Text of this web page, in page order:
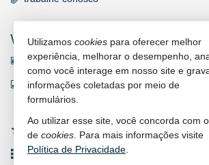
VEJA MAIS
receba nosso newsletter
indicadores financeiros
imóveis favoritos
mapa de imóveis
Utilizamos cookies para oferecer melhor
experiência, melhorar o desempenho,
como você interage em nosso site e
informações coletadas por meio de
formulários.
Ao utilizar esse site, você concorda com
de cookies . Para mais informações visite
Política de Privacidade